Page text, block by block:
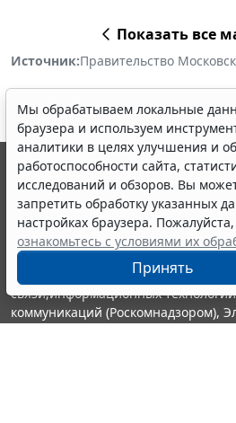
Показать все
Источник:Правительство
Мы обрабатываем локальные
браузера и используем
аналитики в целях улучшения и
работоспособности сайта,
исследований и обзоров. Вы
запретить обработку указанных
настройках браузера. Пожалуйста,
ознакомьтесь с условиями их
Принять
© ООО "НПП "ГАРАНТ-СЕРВИС",
выпускается с 1990 года.
являются участниками
информации ГАРАНТ.
Портал ГАРАНТ.РУ
издания Федеральной службой по
связи,информационных
коммуникаций (Роскомнадзором),